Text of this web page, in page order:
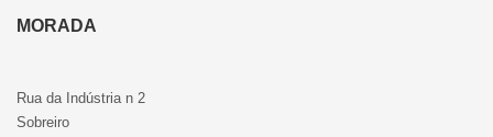
MORADA
Rua da Indústria n 2
Sobreiro